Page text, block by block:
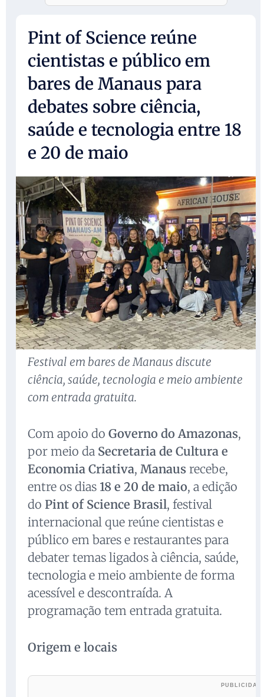
Pint of Science reúne
cientistas e público em
bares de Manaus para
debates sobre ciência,
saúde e tecnologia entre 18
e 20 de maio
Festival em bares de Manaus discute
ciência, saúde, tecnologia e meio ambiente
com entrada gratuita.
Com apoio do Governo do Amazonas,
por meio da Secretaria de Cultura e
Economia Criativa, Manaus recebe,
entre os dias 18 e 20 de maio, a edição
do Pint of Science Brasil, festival
internacional que reúne cientistas e
público em bares e restaurantes para
debater temas ligados à ciência, saúde,
tecnologia e meio ambiente de forma
acessível e descontraída. A
programação tem entrada gratuita.
Origem e locais